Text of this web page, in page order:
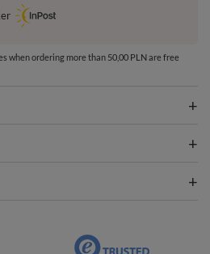
when ordering more than 50,00 PLN are free